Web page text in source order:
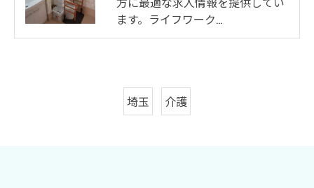
ます。ライフワーク…
埼玉 介護